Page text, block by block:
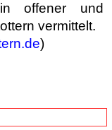
offener und
vermittelt.
)